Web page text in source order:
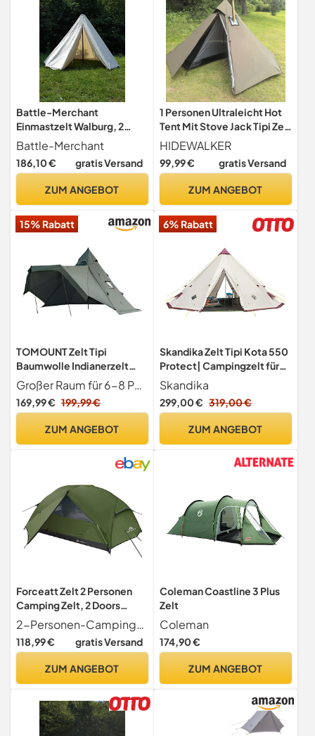
Battle-Merchant
Einmastzelt Walburg, 2
Personen, Durchmesser 3,5
m, Natur
Battle-Merchant
186,10 € gratis Versand
ZUM ANGEBOT
1 Personen Ultraleicht Hot
Tent Mit Stove Jack Tipi Zelt
Outdoor Camping
Firstzelte für Zeltofen
Holzofen 4 Jahreszeiten Die
Pyramidenzelt (Grün)
HIDEWALKER
99,99 € gratis Versand
ZUM ANGEBOT
15% Rabatt
TOMOUNT Zelt Tipi
Baumwolle Indianerzelt
2,8m Hoch Firstzelt für 6-8
Personen Pyramidenzelt
mit Ofenloch für Zeltofen 4
Outdoor, Camping,
Großer Raum für 6-8 Personen Mit einem Durchmesser von 4
169,99 € 199,99 €
ZUM ANGEBOT
6% Rabatt
Skandika Zelt Tipi Kota 550
Protect| Campingzelt für
bis zu 12 Personen,
wasserdicht, Moskitonetz,
3 m Stehhöhe, 5,5 m
Gestänge | Indianerzelt,
Skandika
299,00 € 319,00 €
ZUM ANGEBOT
Forceatt Zelt 2 Personen
Camping Zelt, 2 Doors
Wasserdicht & Winddicht
3-4 Saison Ultraleichte
Rucksack Zelt für Trekking,
Personen-Dunkelgrün)
2-Personen-Campingzelte Das zelt verfügt über zwei D-förmige türen und zwei vorräume für bis zu zwei personen. Gewicht 2,5 kg. Abmessungen des Innenbodens 225 x
118,99 € gratis Versand
ZUM ANGEBOT
Coleman Coastline 3 Plus
Zelt
Coleman
174,90 €
ZUM ANGEBOT